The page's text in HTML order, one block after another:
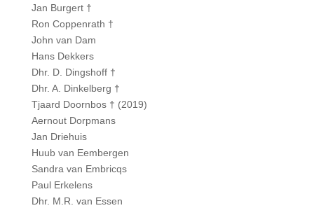
Jan Burgert †
Ron Coppenrath †
John van Dam
Hans Dekkers
Dhr. D. Dingshoff †
Dhr. A. Dinkelberg †
Tjaard Doornbos † (2019)
Aernout Dorpmans
Jan Driehuis
Huub van Eembergen
Sandra van Embricqs
Paul Erkelens
Dhr. M.R. van Essen